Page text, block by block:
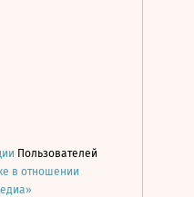
Пользователей
в отношении